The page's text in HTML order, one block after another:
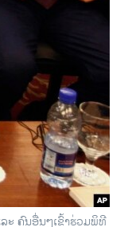
ະ ຄົນ​ອ​ື່ນໆ​ເຂົ້າ​ຮ່ວມ​ພິ​ທີ​